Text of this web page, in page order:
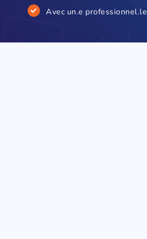
Avec un.e professionnel.le